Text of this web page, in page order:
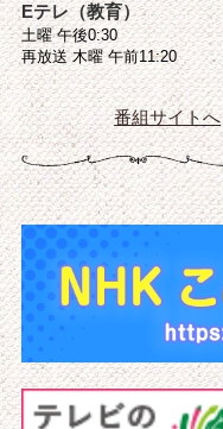
Eテレ（教育）
土曜 午後0:30
再放送 木曜 午前11:20
番組サイトへ